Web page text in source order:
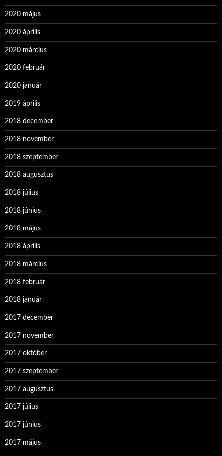
2020 május
2020 április
2020 március
2020 február
2020 január
2019 április
2018 december
2018 november
2018 szeptember
2018 augusztus
2018 július
2018 június
2018 május
2018 április
2018 március
2018 február
2018 január
2017 december
2017 november
2017 október
2017 szeptember
2017 augusztus
2017 július
2017 június
2017 május